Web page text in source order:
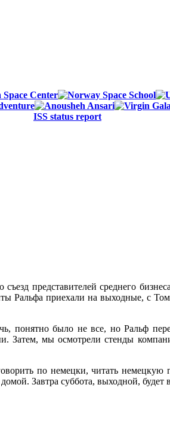
ISS status report
представителей среднего
Ральфа приехали на выходные, с
понятно было не все, но Ральф
мы осмотрели стенды
по немецки, читать немецкую
Завтра суббота, выходной, будет